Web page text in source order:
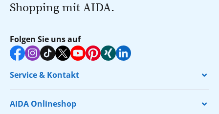
Shopping mit AIDA.
Folgen Sie uns auf
Service & Kontakt
AIDA Onlineshop